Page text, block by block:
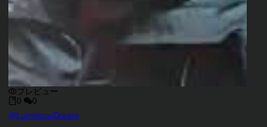
プレビュー
0
0
キャラクタークリエイター
@LuminousDream